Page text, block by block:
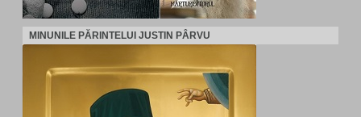
MINUNILE PĂRINTELUI JUSTIN PÂRVU